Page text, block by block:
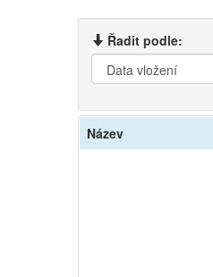
Řadit podle:
Název